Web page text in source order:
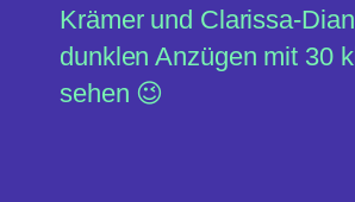
Krämer und Clarissa-
dunklen Anzügen mit 30
sehen 😉